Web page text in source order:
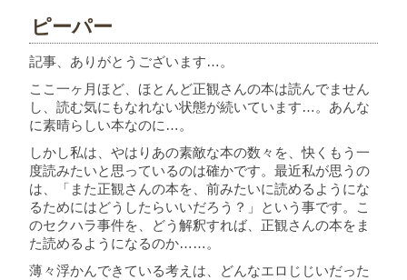
ピーパー
記事、ありがとうございます…。
ここ一ヶ月ほど、ほとんど正観さんの本は読んでません
し、読む気にもなれない状態が続いています…。あんな
に素晴らしい本なのに…。
しかし私は、やはりあの素敵な本の数々を、快くもう一
度読みたいと思っているのは確かです。最近私が思うの
は、「また正観さんの本を、前みたいに読めるようにな
るためにはどうしたらいいだろう？」という事です。こ
のセクハラ事件を、どう解釈すれば、正観さんの本をま
た読めるようになるのか……。
薄々浮かんできている考えは、どんなエロじじいだった